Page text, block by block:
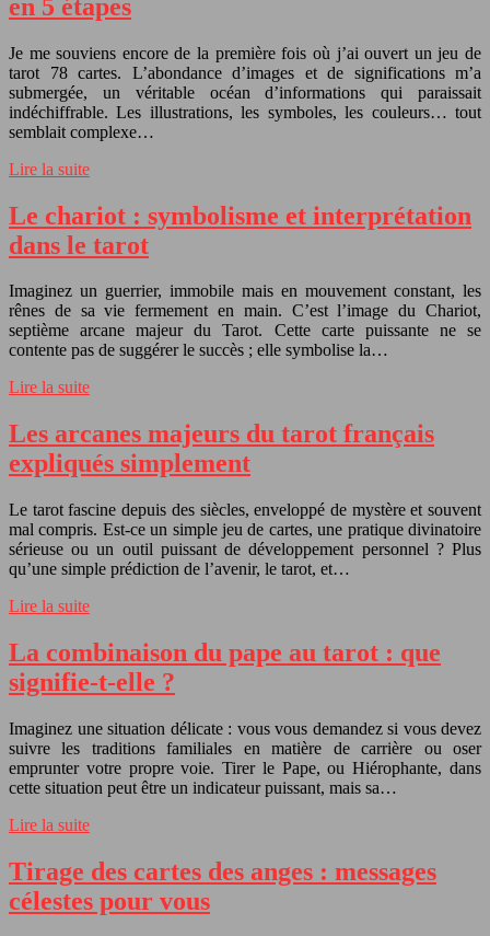
en 5 étapes
Je me souviens encore de la première fois où j’ai ouvert un jeu de
tarot 78 cartes. L’abondance d’images et de significations m’a
submergée, un véritable océan d’informations qui paraissait
indéchiffrable. Les illustrations, les symboles, les couleurs… tout
semblait complexe…
Lire la suite
Le chariot : symbolisme et interprétation
dans le tarot
Imaginez un guerrier, immobile mais en mouvement constant, les
rênes de sa vie fermement en main. C’est l’image du Chariot,
septième arcane majeur du Tarot. Cette carte puissante ne se
contente pas de suggérer le succès ; elle symbolise la…
Lire la suite
Les arcanes majeurs du tarot français
expliqués simplement
Le tarot fascine depuis des siècles, enveloppé de mystère et souvent
mal compris. Est-ce un simple jeu de cartes, une pratique divinatoire
sérieuse ou un outil puissant de développement personnel ? Plus
qu’une simple prédiction de l’avenir, le tarot, et…
Lire la suite
La combinaison du pape au tarot : que
signifie-t-elle ?
Imaginez une situation délicate : vous vous demandez si vous devez
suivre les traditions familiales en matière de carrière ou oser
emprunter votre propre voie. Tirer le Pape, ou Hiérophante, dans
cette situation peut être un indicateur puissant, mais sa…
Lire la suite
Tirage des cartes des anges : messages
célestes pour vous